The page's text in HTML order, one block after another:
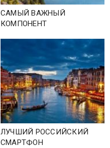
САМЫЙ ВАЖНЫЙ
КОМПОНЕНТ
ЛУЧШИЙ РОССИЙСКИЙ
СМАРТФОН